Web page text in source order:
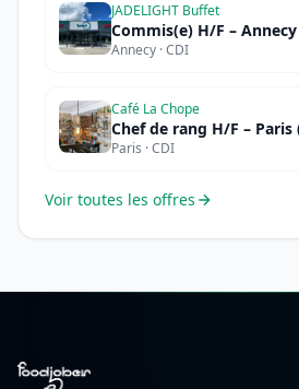
JADELIGHT Buffet
Commis(e) H/F – Annecy
Annecy · CDI
Café La Chope
Chef de rang H/F – Paris
Paris · CDI
Voir toutes les offres